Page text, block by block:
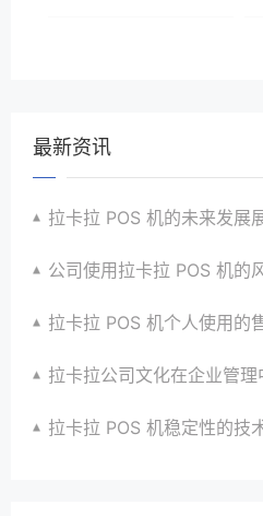
最新资讯
拉卡拉 POS 机的未来发展
公司使用拉卡拉 POS 机的
拉卡拉 POS 机个人使用的
拉卡拉公司文化在企业管理
拉卡拉 POS 机稳定性的技